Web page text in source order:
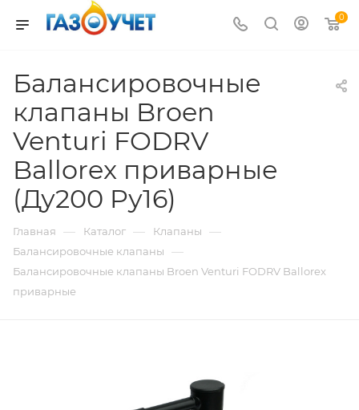
0
Балансировочные
клапаны Broen
Venturi FODRV
Ballorex приварные
(Ду200 Pу16)
Главная — Каталог — Клапаны —
Балансировочные клапаны —
Балансировочные клапаны Broen Venturi FODRV Ballorex
приварные